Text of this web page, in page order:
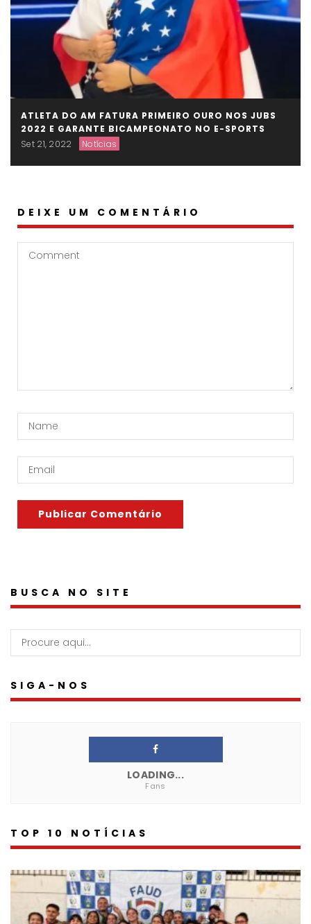
ATLETA DO AM FATURA PRIMEIRO OURO NOS JUBS
2022 E GARANTE BICAMPEONATO NO E-SPORTS
Set 21, 2022
Notícias
DEIXE UM COMENTÁRIO
BUSCA NO SITE
SIGA-NOS
LOADING...
Fans
TOP 10 NOTÍCIAS